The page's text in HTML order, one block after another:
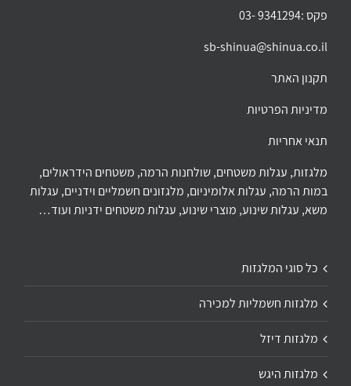
פקס :9341294 -03
sb-shinua@shinua.co.il
תקנון האתר
מדיניות הפרטיות
תנאי אחריות
מלגזות, עגלות משטחים, שולחנות הרמה, משטחים הידראולים,
במות הרמה, עגלות אלומיניום, מלגזונים חשמליים וידניים, עגלות
משא, עגלות שינוע, מוצרי שינוע, עגלות משטחים ידניות ועוד…
כל סוגי המלגזות
מלגזות חשמליות למכירה
מלגזות דיזל
מלגזות היגש